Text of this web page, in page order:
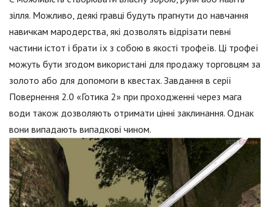
зілля. Можливо, деякі гравці будуть прагнути до навчання
навичкам мародерства, які дозволять відрізати певні
частини істот і брати їх з собою в якості трофеїв. Ці трофеї
можуть бути згодом використані для продажу торговцям за
золото або для допомоги в квестах. Завдання в серії
Повернення 2.0 «Готика 2» при проходженні через мага
води також дозволяють отримати цінні заклинання. Однак
вони випадають випадкові чином.